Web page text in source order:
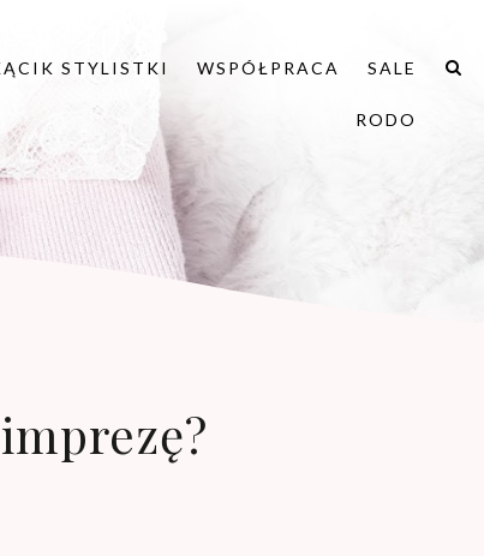
STYLISTKI WSPÓŁPRACA SALE
RODO